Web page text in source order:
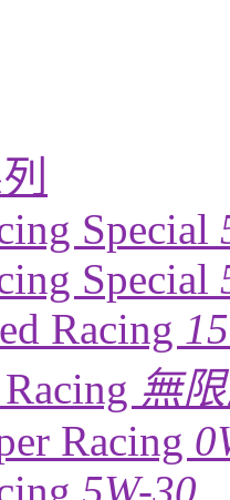
Special
Special
Racing
無
Racing